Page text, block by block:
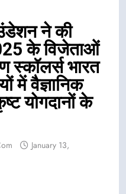
ने की
के विजेताओं
स्कॉलर्स भारत
में वैज्ञानिक
योगदानों के
January 13,